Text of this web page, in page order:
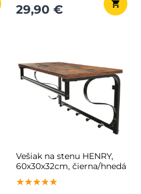
29,90 €
Vešiak na stenu HENRY,
60x30x32cm, čierna/hnedá
★★★★★
★★★★★
★★★★★